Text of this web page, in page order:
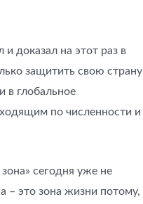
доказал на этот раз в
защитить свою страну
в глобальное
по численности и
сегодня уже не
– это зона жизни потому,